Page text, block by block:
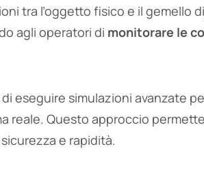
tra l’oggetto fisico e il
agli operatori di monitorare le
eseguire simulazioni avanzate
reale. Questo approccio
e rapidità.